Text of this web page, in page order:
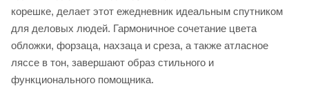
корешке, делает этот ежедневник идеальным спутником
для деловых людей. Гармоничное сочетание цвета
обложки, форзаца, нахзаца и среза, а также атласное
ляссе в тон, завершают образ стильного и
функционального помощника.